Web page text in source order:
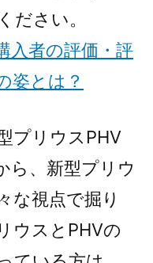
ださい。
入者の評価・評
姿とは？
プリウスPHV
ら、新型プリウ
な視点で掘り
ウスとPHVの